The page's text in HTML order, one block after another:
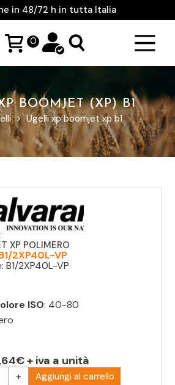
in 48/72 h in tutta Italia
0
BOOMJET (XP) B1
Ugelli xp boomjet xp b1
XP POLIMERO
2XP40L-VP
2XP40L-VP
ISO: 40-80
+ iva a unità
+ Aggiungi al carrello